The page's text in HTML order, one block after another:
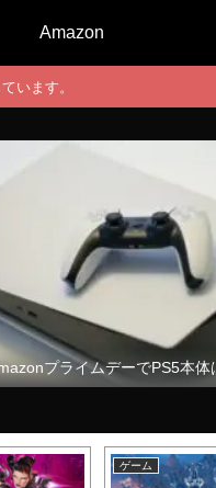
Amazon
います。
プライムデーでPS5本体
ゲーム